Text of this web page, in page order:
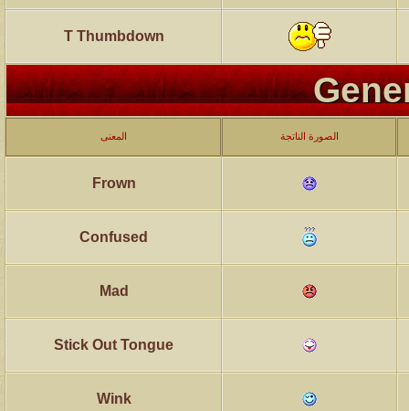
T Thumbdown
الصورة الناتجة المعنى
Frown
Confused
Mad
Stick Out Tongue
Wink